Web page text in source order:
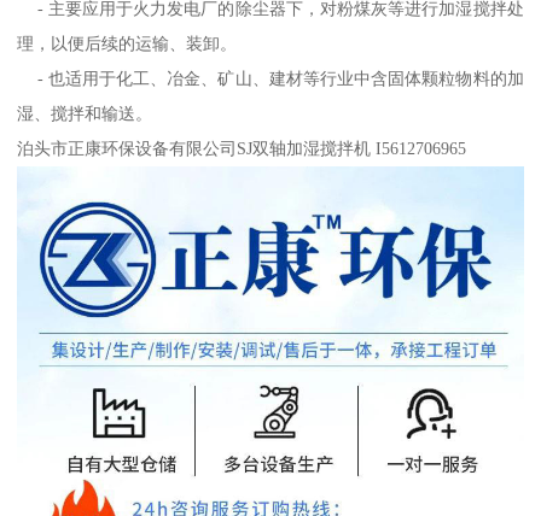
- 主要应用于火力发电厂的除尘器下，对粉煤灰等进行加湿搅拌处
理，以便后续的运输、装卸。
- 也适用于化工、冶金、矿山、建材等行业中含固体颗粒物料的加
湿、搅拌和输送。
泊头市正康环保设备有限公司SJ双轴加湿搅拌机 I5612706965